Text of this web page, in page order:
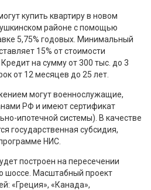
купить квартиру в новом
районе с помощью
5,75% годовых. Минимальный
15% от стоимости
на сумму от 300 тыс. до 3
от 12 месяцев до 25 лет.
могут военнослужащие,
РФ и имеют сертификат
ипотечной системы). В качестве
государственная субсидия,
НИС.
построен на пересечении
шоссе. Масштабный проект
«Греция», «Канада»,